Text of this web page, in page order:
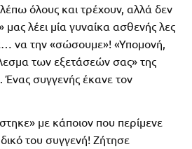
όλους και τρέχουν, αλλά δεν
μας λέει μία γυναίκα ασθενής λες
να την «σώσουμε»! «Υπομονή,
των εξετάσεών σας» της
Ένας συγγενής έκανε τον
με κάποιον που περίμενε
του συγγενή! Ζήτησε